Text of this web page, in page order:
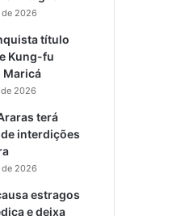
2026
título
Kung-fu
Maricá
2026
terá
interdições
2026
estragos
e deixa